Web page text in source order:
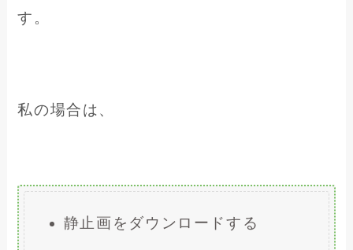
す。
私の場合は、
静止画をダウンロードする